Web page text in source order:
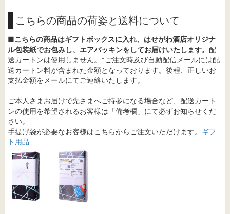
こちらの商品の荷姿と送料について
■こちらの商品はギフトボックスに入れ、はせがわ酒店オリジナ
ル包装紙でお包みし、エアパッキンをしてお届けいたします。 配
送カートンは使用しません。*ご注文時及び自動配信メールには配
送カートン料が含まれた金額となっております。後程、正しいお
支払金額をメールにてご連絡いたします。
ご本人さまお届けで先さまへご持参になる場合など、配送カート
ンの使用を希望されるお客様は「備考欄」にて必ずお知らせくだ
さい。
手提げ袋が必要なお客様はこちらからご注文いただけます。 ギフ
ト用品